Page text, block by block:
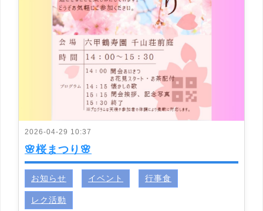
2026-04-29 10:37
🌸桜まつり🌸
お知らせ イベント 行事食
レク活動